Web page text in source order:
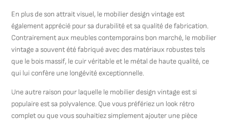
En plus de son attrait visuel, le mobilier design vintage est
également apprécié pour sa durabilité et sa qualité de fabrication.
Contrairement aux meubles contemporains bon marché, le mobilier
vintage a souvent été fabriqué avec des matériaux robustes tels
que le bois massif, le cuir véritable et le métal de haute qualité, ce
qui lui confère une longévité exceptionnelle.
Une autre raison pour laquelle le mobilier design vintage est si
populaire est sa polyvalence. Que vous préfériez un look rétro
complet ou que vous souhaitiez simplement ajouter une pièce